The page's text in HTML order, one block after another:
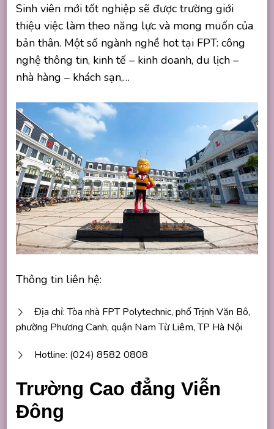
Sinh viên mới tốt nghiệp sẽ được trường giới
thiệu việc làm theo năng lực và mong muốn của
bản thân. Một số ngành nghề hot tại FPT: công
nghệ thông tin, kinh tế – kinh doanh, du lịch –
nhà hàng – khách sạn,…
Thông tin liên hệ:
Địa chỉ: Tòa nhà FPT Polytechnic, phố Trịnh Văn Bô,
phường Phương Canh, quận Nam Từ Liêm, TP Hà Nội
Hotline: (024) 8582 0808
Trường Cao đẳng Viễn
Đông